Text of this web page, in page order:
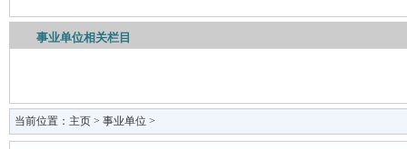
事业单位相关栏目
当前位置： 主页 > 事业单位 >